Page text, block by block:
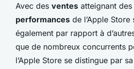
Avec des ventes atteignant
performances de l’Apple
également par rapport à
que de nombreux concurrents
l’Apple Store se distingue par